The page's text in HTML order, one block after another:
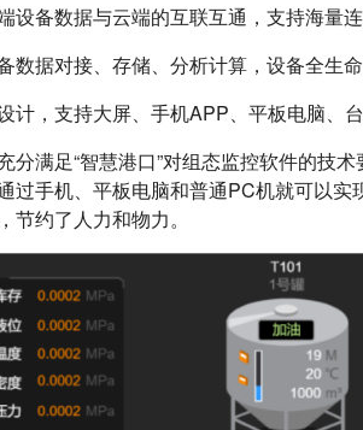
设备数据与云端的互联互通，支持海量
数据对接、存储、分析计算，设备全生
计，支持大屏、手机APP、平板电脑、
分满足“智慧港口”对组态监控软件的技
过手机、平板电脑和普通PC机就可以
节约了人力和物力。